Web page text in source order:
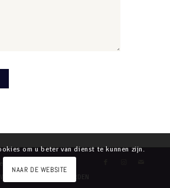
PRIVACY VOORWAARDEN
om u beter van dienst te kunnen zijn.
NAAR DE WEBSITE